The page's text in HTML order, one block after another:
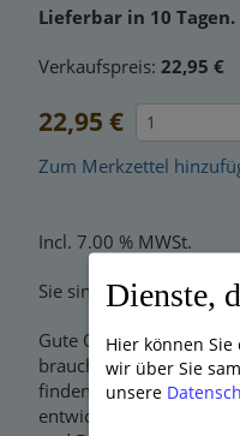
Lieferbar in 10 Tagen.
Verkaufspreis: 22,95 €
22,95 €
Zum Merkzettel
Incl. 7.00 % MWSt.
Sie sind Händler? Dann
Gute Qualität in der
brauchen sie eine hohe
finden in diesem Band
Dienste,
Hier können
wir über Sie
unsere